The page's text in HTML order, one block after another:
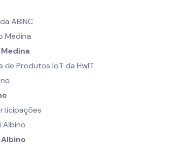
ABINC
de Produtos IoT da HwIT